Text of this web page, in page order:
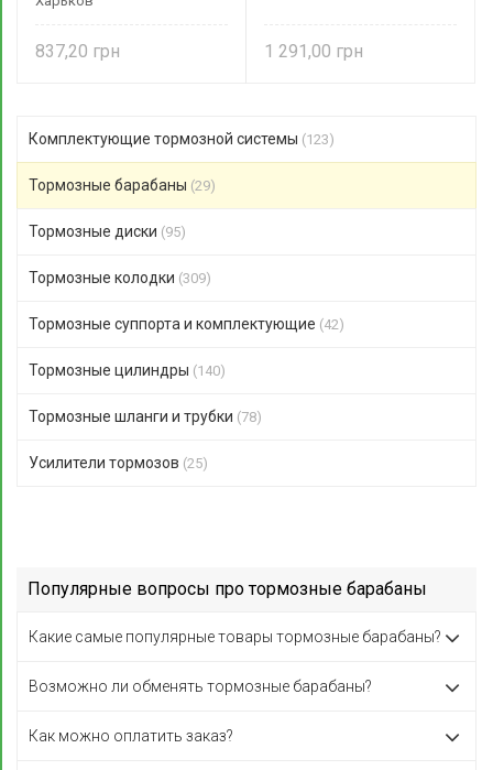
837,20 1 291,00
Комплектующие тормозной системы (123)
Тормозные барабаны (29)
Тормозные диски (95)
Тормозные колодки (309)
Тормозные суппорта и комплектующие (42)
Тормозные цилиндры (140)
Тормозные шланги и трубки (78)
Усилители тормозов (25)
Популярные вопросы про тормозные барабаны
Какие самые популярные товары тормозные барабаны?
Возможно ли обменять тормозные барабаны?
Как можно оплатить заказ?